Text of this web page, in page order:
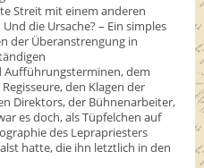
Streit mit einem anderen
die Ursache? – Ein simples
der Überanstrengung in
Aufführungsterminen, dem
den Klagen der
Direktors, der Bühnenarbeiter,
es doch, als Tüpfelchen auf
des Leprapriesters
hatte, die ihn letztlich in den